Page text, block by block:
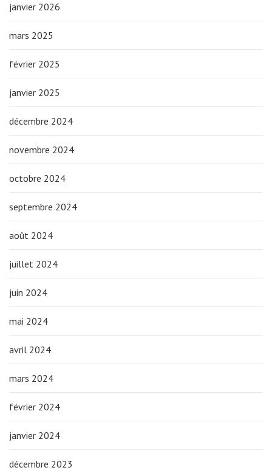
janvier 2026
mars 2025
février 2025
janvier 2025
décembre 2024
novembre 2024
octobre 2024
septembre 2024
août 2024
juillet 2024
juin 2024
mai 2024
avril 2024
mars 2024
février 2024
janvier 2024
décembre 2023